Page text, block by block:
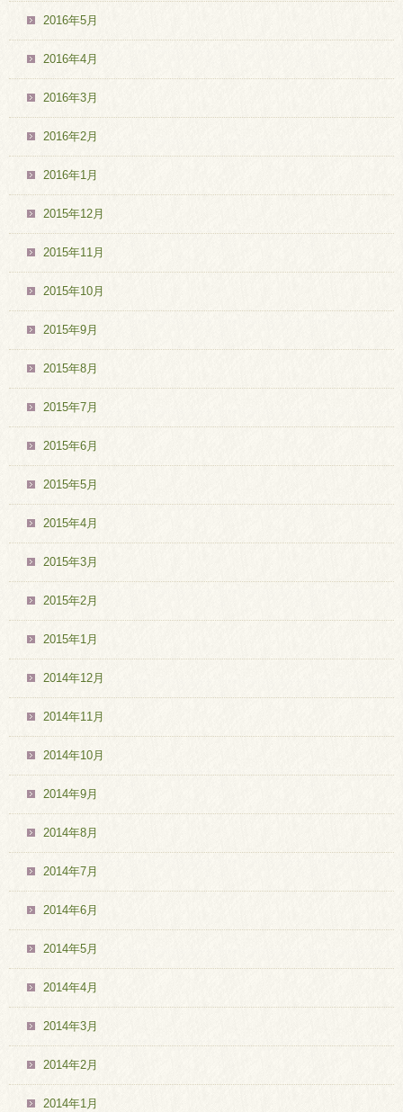
2016年5月
2016年4月
2016年3月
2016年2月
2016年1月
2015年12月
2015年11月
2015年10月
2015年9月
2015年8月
2015年7月
2015年6月
2015年5月
2015年4月
2015年3月
2015年2月
2015年1月
2014年12月
2014年11月
2014年10月
2014年9月
2014年8月
2014年7月
2014年6月
2014年5月
2014年4月
2014年3月
2014年2月
2014年1月